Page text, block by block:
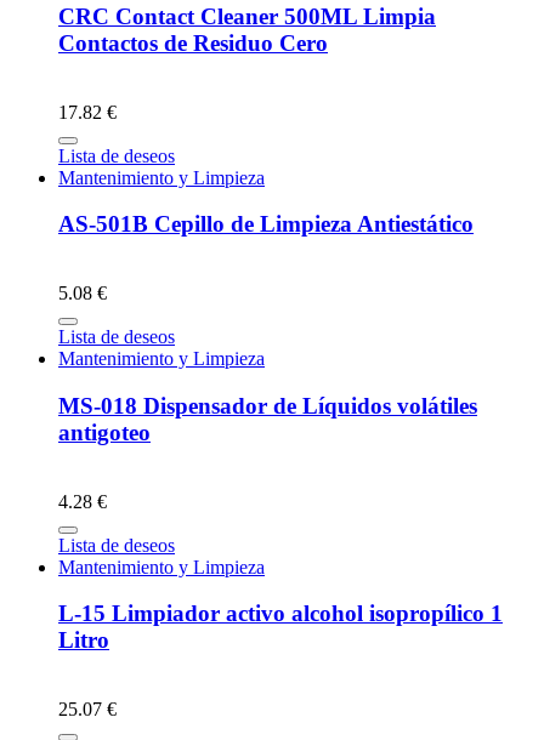
CRC Contact Cleaner 500ML Limpia
Contactos de Residuo Cero
17.82 €
Lista de deseos
Mantenimiento y Limpieza
AS-501B Cepillo de Limpieza Antiestático
5.08 €
Lista de deseos
Mantenimiento y Limpieza
MS-018 Dispensador de Líquidos volátiles
antigoteo
4.28 €
Lista de deseos
Mantenimiento y Limpieza
L-15 Limpiador activo alcohol isopropílico 1
Litro
25.07 €